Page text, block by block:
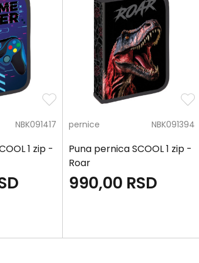
NBK091417
1 zip -
pernice NBK091394
Puna pernica SCOOL 1 zip -
Roar
990,00 RSD